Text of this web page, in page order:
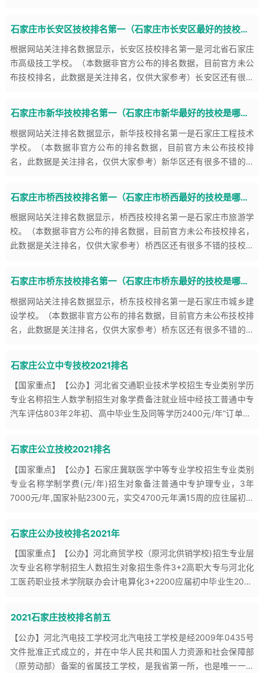
石家庄市长安区技校排名第一（石家庄市长安区最好的技校是哪个）
根据网站关注排名数据显示，长安区技校排名第一是河北省石家庄
市高级技工学校。（本数据非官方公布的排名数据，目前官方未公
布技校排名，此数据是关注排名，仅供大家参考）长安区还有很多
石家庄市新华技校排名第一（石家庄市新华最好的技校是哪个）
根据网站关注排名数据显示，新华技校排名第一是石家庄工程技术
学校。（本数据非官方公布的排名数据，目前官方未公布技校排
名，此数据是关注排名，仅供大家参考）新华区还有很多不错的技
石家庄市桥西技校排名第一（石家庄市桥西最好的技校是哪个）
根据网站关注排名数据显示，桥西技校排名第一是石家庄市旅游学
校。（本数据非官方公布的排名数据，目前官方未公布技校排名，
此数据是关注排名，仅供大家参考）桥西区还有很多不错的技校，
石家庄市桥东技校排名第一（石家庄市桥东最好的技校是哪个）
根据网站关注排名数据显示，桥东技校排名第一是石家庄市城乡建
设学校。（本数据非官方公布的排名数据，目前官方未公布技校排
名，此数据是关注排名，仅供大家参考）桥东区还有很多不错的技
石家庄公立中专技校2021排名
【国家重点】【公办】河北省交通职业技术学校招生专业类别学历
专业名称招生人数学制招生对象学费备注就业班中经技工普通中专
汽车评估803年2年初、高中毕业生及同等学历2400元/年“订单式”
石家庄公立技校2021排名
【国家重点】【公办】石家庄冀联医学中等专业学校招生专业类别
专业名称学制学费(元/年)招生对象备注普通中专护理专业，3年
7000元/年,国家补贴2300元，实交4700元年满15周的应往届初中
石家庄公办技校排名2021年
【国家重点】【公办】河北商贸学校（原河北供销学校)招生专业层
次专业名称学制招生人数招生对象招生条件3+2高职大专与河北化
工医药职业技术学院联办会计电算化3+2200应届初中毕业生2020
2021石家庄技校排名前五
【公办】河北汽电技工学校河北汽电技工学校是经2009年0435号
文件批准正式成立的，并在中华人民共和国人力资源和社会保障部
（原劳动部）备案的省属技工学校，是我省第一所，也是唯一一所